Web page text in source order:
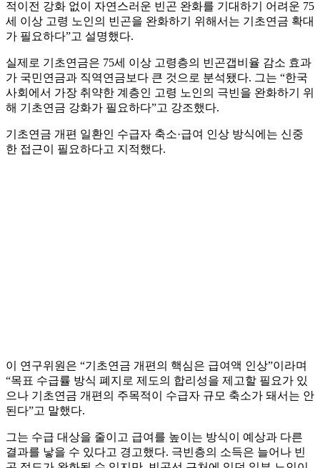
적이전 강화 없이 자연스러운 빈곤 완화를 기대하기 어려운 75
세 이상 고령 노인의 빈곤을 완화하기 위해서는 기초연금 확대
가 필요하다”고 설명했다.
실제로 기초연금은 75세 이상 고령층의 빈곤갭비율 감소 효과
가 국민연금과 직역연금보다 큰 것으로 분석됐다. 그는 “한국
사회에서 가장 취약한 계층인 고령 노인의 극빈을 완화하기 위
해 기초연금 강화가 필요하다”고 강조했다.
기초연금 개편 일환인 수급자 축소·급여 인상 방식에는 신중
한 접근이 필요하다고 지적했다.
이 연구위원은 “기초연금 개편의 핵심은 급여액 인상”이라며
“목표 수급률 방식 폐지로 제도의 합리성을 제고할 필요가 있
으나 기초연금 개편의 주목적이 수급자 규모 축소가 돼서는 안
된다”고 말했다.
그는 수급 대상을 줄이고 급여를 높이는 방식이 예상과 다른
결과를 낳을 수 있다고 경고했다. 극빈층의 소득은 늘어나 빈